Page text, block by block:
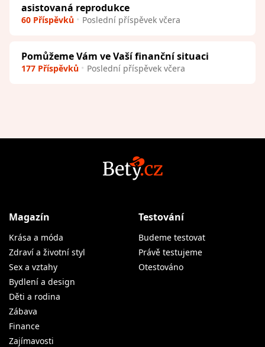
asistovaná reprodukce
60 Příspěvků Poslední příspěvek včera
Pomůžeme Vám ve Vaší finanční situaci
177 Příspěvků Poslední příspěvek včera
Magazín
Krása a móda
Zdraví a životní styl
Sex a vztahy
Bydlení a design
Děti a rodina
Zábava
Finance
Zajímavosti
Testování
Budeme testovat
Právě testujeme
Otestováno